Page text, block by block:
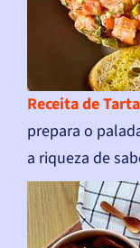
Receita de
prepara o
a riqueza de